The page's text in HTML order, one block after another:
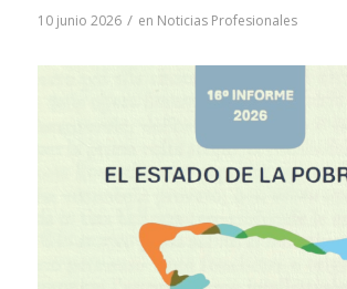
10 junio 2026 / en Noticias Profesionales